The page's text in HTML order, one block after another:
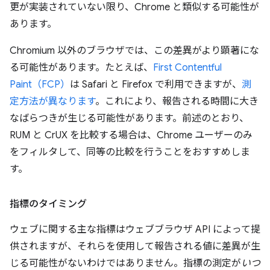
更が実装されていない限り、Chrome と類似する可能性が
あります。
Chromium 以外のブラウザでは、この差異がより顕著にな
る可能性があります。たとえば、 First Contentful
Paint（FCP） は Safari と Firefox で利用できますが、 測
定方法が異なります。これにより、報告される時間に大き
なばらつきが生じる可能性があります。前述のとおり、
RUM と CrUX を比較する場合は、Chrome ユーザーのみ
をフィルタして、同等の比較を行うことをおすすめしま
す。
指標のタイミング
ウェブに関する主な指標はウェブブラウザ API によって提
供されますが、それらを使用して報告される値に差異が生
じる可能性がないわけではありません。指標の測定が いつ